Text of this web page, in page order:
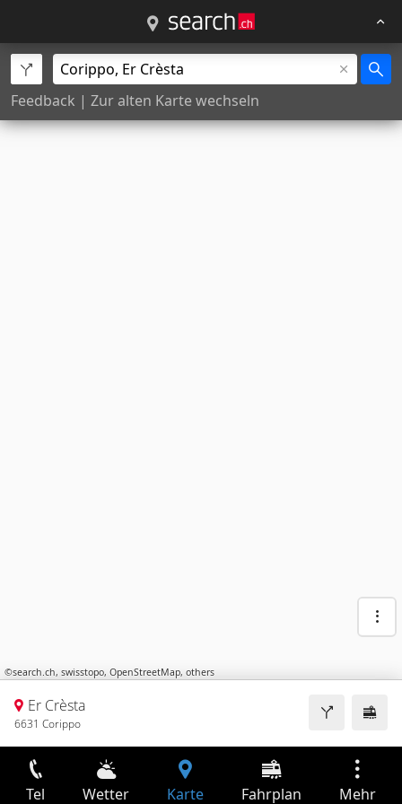
Feedback | Zur alten Karte wechseln
©search.ch, swisstopo, OpenStreetMap, others
Er Crèsta
6631 Corippo
Tel Wetter Karte Fahrplan Mehr